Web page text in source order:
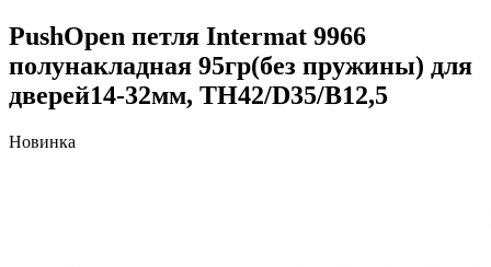
PushOpen петля Intermat 9966
полунакладная 95гр(без пружины) для
дверей14-32мм, TH42/D35/B12,5
Новинка